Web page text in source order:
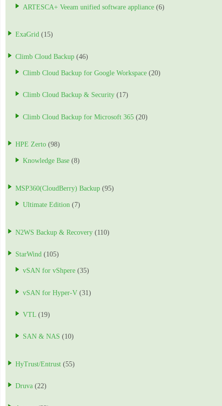
ARTESCA+ Veeam unified software appliance (6)
ExaGrid (15)
Climb Cloud Backup (46)
Climb Cloud Backup for Google Workspace (20)
Climb Cloud Backup & Security (17)
Climb Cloud Backup for Microsoft 365 (20)
HPE Zerto (98)
Knowledge Base (8)
MSP360(CloudBerry) Backup (95)
Ultimate Edition (7)
N2WS Backup & Recovery (110)
StarWind (105)
vSAN for vShpere (35)
vSAN for Hyper-V (31)
VTL (19)
SAN & NAS (10)
HyTrust/Entrust (55)
Druva (22)